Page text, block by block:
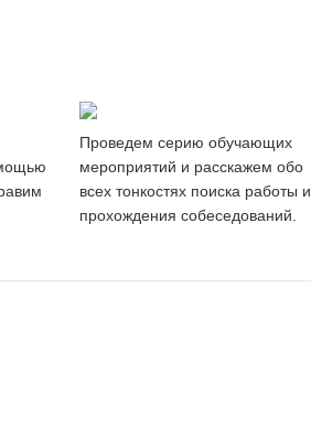
Проведем серию обучающих
мероприятий и расскажем обо
всех тонкостях поиска работы и
прохождения собеседований.